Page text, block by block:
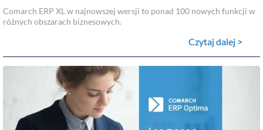
Comarch ERP XL w najnowszej wersji to ponad 100 nowych funkcji w
różnych obszarach biznesowych.
Czytaj dalej >